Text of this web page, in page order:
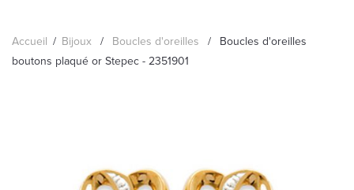
MARQUES
SWAROVSKI
Accueil / Bijoux / Boucles d'oreilles /
Boucles d'oreilles
boutons plaqué or Stepec - 2351901